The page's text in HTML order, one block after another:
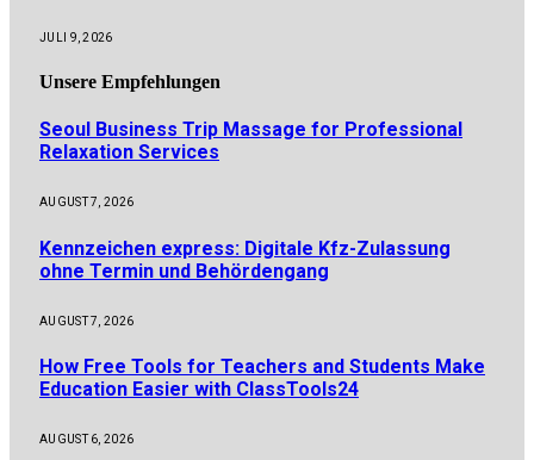
JULI 9, 2026
Unsere Empfehlungen
Seoul Business Trip Massage for Professional
Relaxation Services
AUGUST 7, 2026
Kennzeichen express: Digitale Kfz-Zulassung
ohne Termin und Behördengang
AUGUST 7, 2026
How Free Tools for Teachers and Students Make
Education Easier with ClassTools24
AUGUST 6, 2026